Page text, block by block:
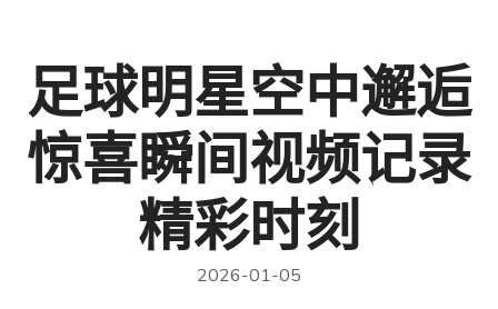
足球明星空中邂逅
惊喜瞬间视频记录
精彩时刻
2026-01-05